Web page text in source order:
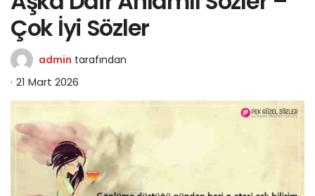
Çok İyi Sözler
admin tarafından
21 Mart 2026